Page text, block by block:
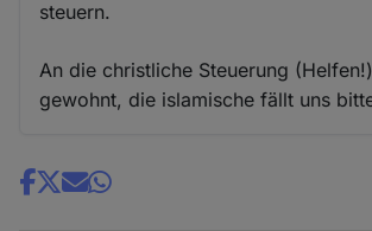
steuern.
An die christliche Steuerung
gewohnt, die islamische fällt uns
Share